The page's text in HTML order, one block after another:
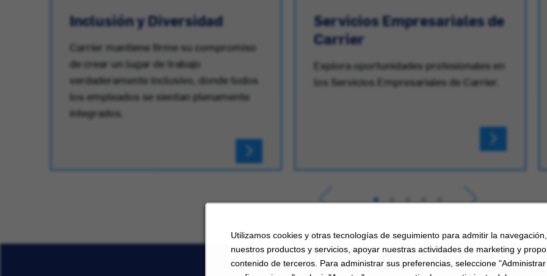
Utilizamos cookies y otras tecnologías de seguimiento para admitir la
nuestros productos y servicios, apoyar nuestras actividades de marketing y
contenido de terceros. Para administrar sus preferencias, seleccione "Administrar
Inclusión y Diversidad
Carrier mantiene firme su compromiso
de crear un lugar de trabajo
verdaderamente inclusivo, donde todos
los empleados se sientan plenamente
integrados.
Servicios Empresariales de
Carrier
Explora oportunidades profesionales en
los Servicios Empresariales de Carrier.